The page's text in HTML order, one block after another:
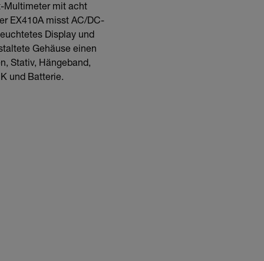
Multimeter mit acht
EX410A misst AC/DC-
Display und
Gehäuse einen
Stativ, Hängeband,
und Batterie.